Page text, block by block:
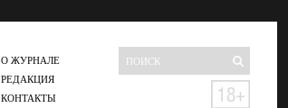
О ЖУРНАЛЕ
РЕДАКЦИЯ
КОНТАКТЫ